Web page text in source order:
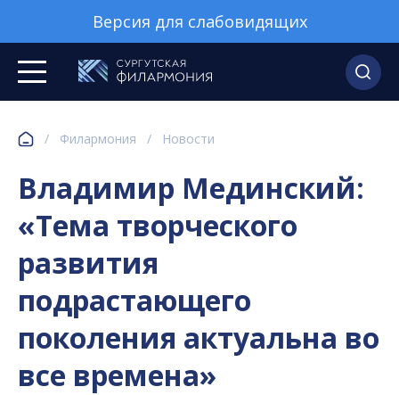
Версия для слабовидящих
/ Филармония / Новости
Владимир Мединский:
«Тема творческого
развития
подрастающего
поколения актуальна во
все времена»